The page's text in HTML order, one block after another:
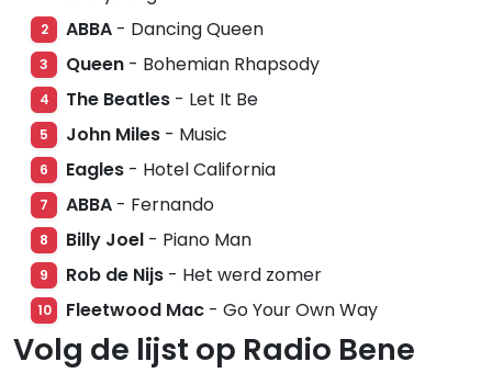
2 ABBA - Dancing Queen
3 Queen - Bohemian Rhapsody
4 The Beatles - Let It Be
5 John Miles - Music
6 Eagles - Hotel California
7 ABBA - Fernando
8 Billy Joel - Piano Man
9 Rob de Nijs - Het werd zomer
10 Fleetwood Mac - Go Your Own Way
Volg de lijst op Radio Bene